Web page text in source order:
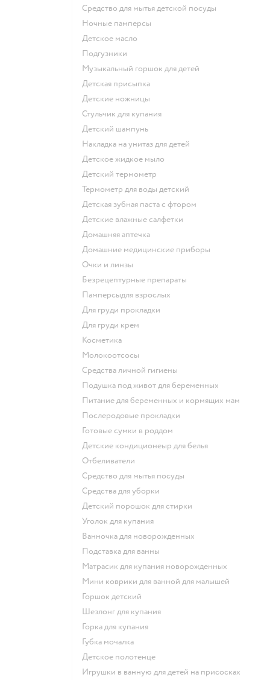
средство для мытья детской посуды
ночные памперсы
детское масло
подгузники
музыкальный горшок для детей
детская присыпка
детские ножницы
стульчик для купания
детский шампунь
накладка на унитаз для детей
детское жидкое мыло
детский термометр
термометр для воды детский
детская зубная паста с фтором
детские влажные салфетки
домашняя аптечка
домашние медицинские приборы
очки и линзы
безрецептурные препараты
памперсыдля взрослых
для груди прокладки
для груди крем
косметика
Молокоотсосы
средства личной гигиены
подушка под живот для беременных
питание для беременных и кормящих мам
послеродовые прокладки
готовые сумки в роддом
детские кондиционеыр для белья
отбеливатели
средство для мытья посуды
средства для уборки
детский порошок для стирки
уголок для купания
ванночка для новорожденных
подставка для ванны
матрасик для купания новорожденных
мини коврики для ванной для малышей
горшок детский
шезлонг для купания
горка для купания
губка мочалка
детское полотенце
игрушки в ванную для детей на присосках